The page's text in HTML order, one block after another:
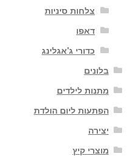
צלחות סיניות
דאפו
כדורי ג'אגלינג
בלונים
מתנות לילדים
הפתעות ליום הולדת
יצירה
מוצרי קיץ